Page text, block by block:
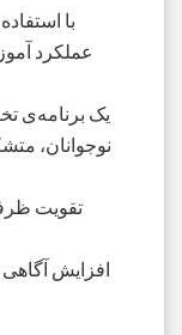
با
عملکرد
یک برنامه‌ی
نوجوانان،
تقویت
افزایش